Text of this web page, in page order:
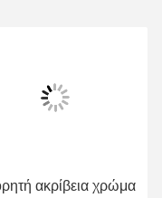
ακρίβεια χρώμα